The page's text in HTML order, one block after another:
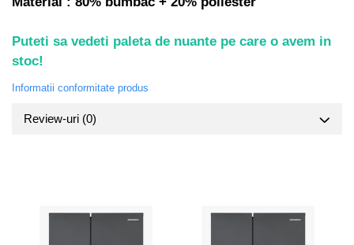
Pachete electrocasnice
incorporabile
Storcatoare de fructe
Puteti sa vedeti paleta de nuante pe care o avem in
stoc!
Informatii conformitate produs
Review-uri (0)